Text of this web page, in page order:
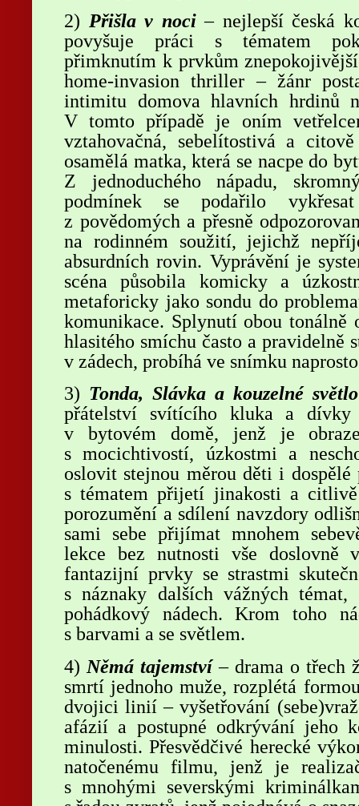
2) Přišla v noci– nejlepší česká
povyšuje práci s tématem
přimknutím k prvkům
home-invasion thriller – žánr
intimitu domova hlavních hrdinů
V tomto případě je oním
vztahovačná, sebelítostivá a
osamělá matka, která se nacpe do
Z jednoduchého nápadu,
podmínek se podařilo
z povědomých a přesně
na rodinném soužití, jejichž
absurdních rovin. Vyprávění je
scéna působila komicky a
metaforicky jako sondu do
komunikace. Splynutí obou tonálně
hlasitého smíchu často a
v zádech, probíhá ve snímku
3) Tonda, Slávka a kouzelné světlo
přátelství svítícího kluka a
v bytovém domě, jenž je
s mocichtivostí, úzkostmi a
oslovit stejnou měrou děti i
s tématem přijetí jinakosti a
porozumění a sdílení navzdory
sami sebe přijímat mnohem
lekce bez nutnosti vše doslovně
fantazijní prvky se strastmi
s náznaky dalších vážných
pohádkový nádech. Krom toho
s barvami a se světlem.
4) Němá tajemství– drama o třech
smrtí jednoho muže, rozplétá
dvojici linií – vyšetřování
afázií a postupné odkrývání jeho
minulosti. Přesvědčivé herecké
natočenému filmu, jenž je
s mnohými severskými